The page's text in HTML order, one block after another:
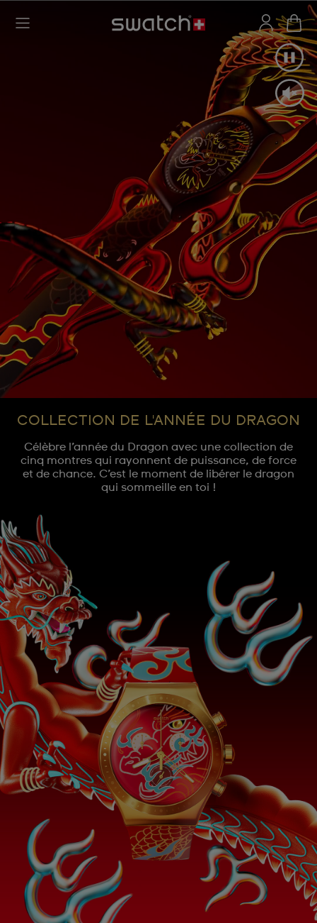
COLLECTION DE L'ANNÉE DU DRAGON
Célèbre l’année du Dragon avec une collection de
cinq montres qui rayonnent de puissance, de force
et de chance. C’est le moment de libérer le dragon
qui sommeille en toi !